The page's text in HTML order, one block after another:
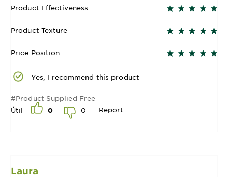
Product Effectiveness
Product Texture
Price Position
Yes, I recommend this product
#Product Supplied Free
Útil
0 0 Report
Laura